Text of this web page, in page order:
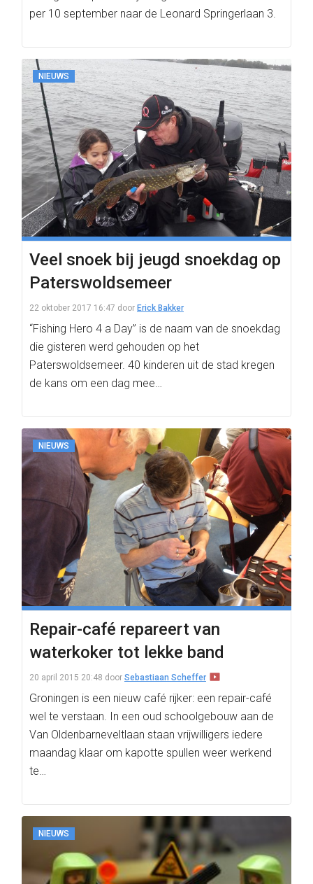
per 10 september naar de Leonard Springerlaan 3.
NIEUWS
Veel snoek bij jeugd snoekdag op
Paterswoldsemeer
22 oktober 2017 16:47 door Erick Bakker
“Fishing Hero 4 a Day” is de naam van de snoekdag
die gisteren werd gehouden op het
Paterswoldsemeer. 40 kinderen uit de stad kregen
de kans om een dag mee…
NIEUWS
Repair-café repareert van
waterkoker tot lekke band
20 april 2015 20:48 door Sebastiaan Scheffer
Groningen is een nieuw café rijker: een repair-café
wel te verstaan. In een oud schoolgebouw aan de
Van Oldenbarneveltlaan staan vrijwilligers iedere
maandag klaar om kapotte spullen weer werkend
te…
NIEUWS